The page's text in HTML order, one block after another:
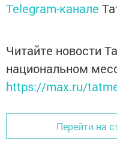
Telegram-канале
Читайте новости
национальном
https://max.ru/
Перейти на